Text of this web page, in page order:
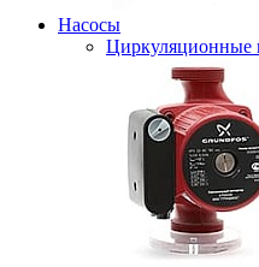
Насосы
Циркуляционные